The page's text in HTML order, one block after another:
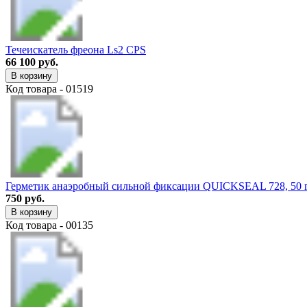
Течеискатель фреона Ls2 CPS
66 100 руб.
В корзину
Код товара - 01519
Герметик анаэробный сильной фиксации QUICKSEAL 728, 50
750 руб.
В корзину
Код товара - 00135